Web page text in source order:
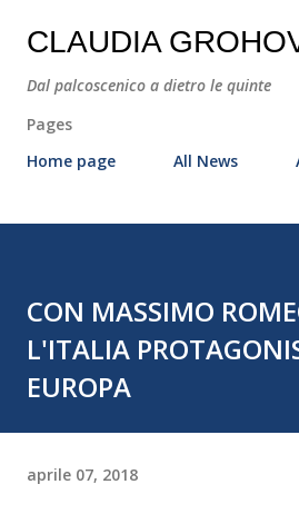
Passa ai contenuti
CLAUDIA
Dal palcoscenico a dietro le quinte
Pages
Home page
All News
CON MASSIMO
L'ITALIA
EUROPA
aprile 07, 2018